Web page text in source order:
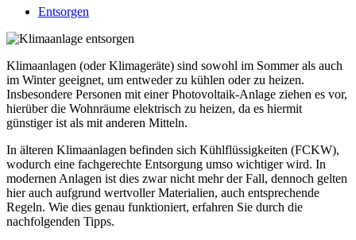
Entsorgen
Klimaanlagen (oder Klimageräte) sind sowohl im Sommer als auch
im Winter geeignet, um entweder zu kühlen oder zu heizen.
Insbesondere Personen mit einer Photovoltaik-Anlage ziehen es vor,
hierüber die Wohnräume elektrisch zu heizen, da es hiermit
günstiger ist als mit anderen Mitteln.
In älteren Klimaanlagen befinden sich Kühlflüssigkeiten (FCKW),
wodurch eine fachgerechte Entsorgung umso wichtiger wird. In
modernen Anlagen ist dies zwar nicht mehr der Fall, dennoch gelten
hier auch aufgrund wertvoller Materialien, auch entsprechende
Regeln. Wie dies genau funktioniert, erfahren Sie durch die
nachfolgenden Tipps.